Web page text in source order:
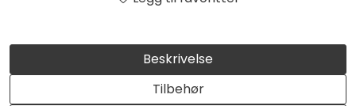
Beskrivelse
Tilbehør